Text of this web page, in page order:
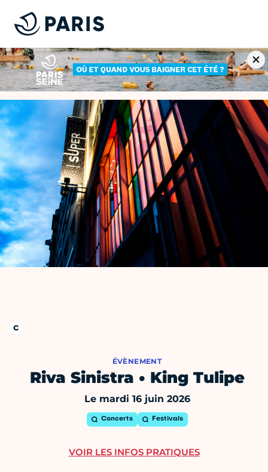
ÉVÈNEMENT
Riva Sinistra • King Tulipe
Le mardi 16 juin 2026
Concerts Festivals
VOIR LES INFOS PRATIQUES